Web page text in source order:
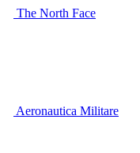
The North Face
Aeronautica Militare